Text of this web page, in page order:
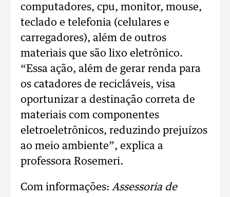
computadores, cpu, monitor, mouse,
teclado e telefonia (celulares e
carregadores), além de outros
materiais que são lixo eletrônico.
“Essa ação, além de gerar renda para
os catadores de recicláveis, visa
oportunizar a destinação correta de
materiais com componentes
eletroeletrônicos, reduzindo prejuízos
ao meio ambiente”, explica a
professora Rosemeri.
Com informações: Assessoria de